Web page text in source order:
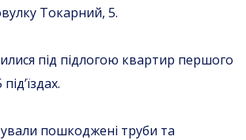
Токарний, 5.
під підлогою квартир першого
пошкоджені труби та